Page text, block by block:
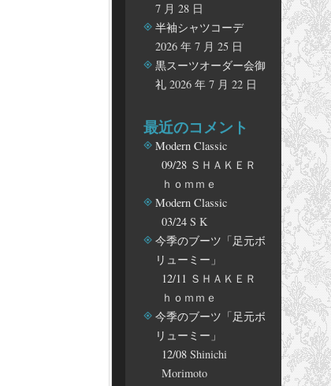
7 月 28 日
半袖シャツコーデ
2026 年 7 月 25 日
黒スーツオーダー会御
礼 2026 年 7 月 22 日
最近のコメント
Modern Classic
09/28 ＳＨＡＫＥＲ
ｈｏｍｍｅ
Modern Classic
03/24 S K
今季のブーツ「足元ボ
リューミー」
12/11 ＳＨＡＫＥＲ
ｈｏｍｍｅ
今季のブーツ「足元ボ
リューミー」
12/08 Shinichi
Morimoto